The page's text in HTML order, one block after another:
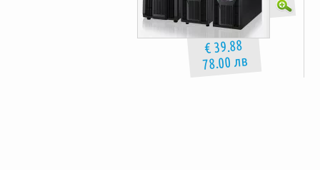
€ 39.88
78.00 лв